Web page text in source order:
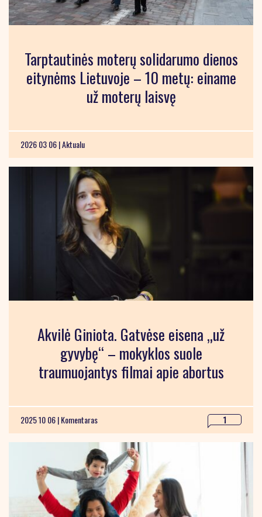
Tarptautinės moterų solidarumo dienos
eitynėms Lietuvoje – 10 metų: einame
už moterų laisvę
2026 03 06 |Aktualu
Akvilė Giniota. Gatvėse eisena „už
gyvybę“ – mokyklos suole
traumuojantys filmai apie abortus
2025 10 06 |Komentaras 1